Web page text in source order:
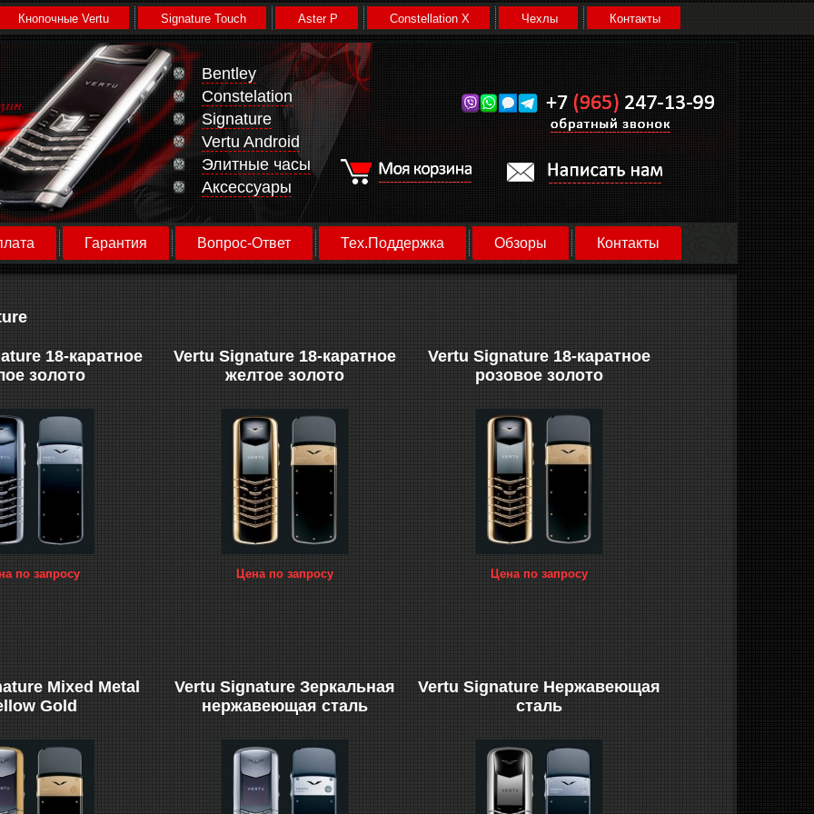
Кнопочные Vertu Signature Touch Aster P Constellation X Чехлы Контакты
Bentley
Constelation
Signature
Vertu Android
Элитные часы
Аксессуары
Гарантия Вопрос-Ответ Тех.Поддержка Обзоры Контакты
18-каратное
золото
по запросу
Vertu Signature 18-каратное
желтое золото
Цена по запросу
Vertu Signature 18-каратное
розовое золото
Цена по запросу
Mixed Metal
Gold
Vertu Signature Зеркальная
нержавеющая сталь
Vertu Signature Нержавеющая
сталь